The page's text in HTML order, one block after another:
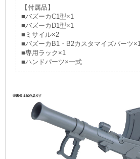
【付属品】
■バズーカC1型×1
■バズーカD1型×1
■ミサイル×2
■バズーカB1・B2カスタマイズパーツ×1
■専用ラック×1
■ハンドパーツ×一式